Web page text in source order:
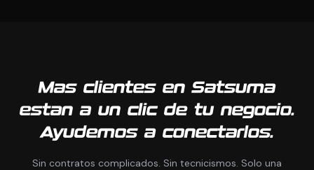
Mas clientes en Satsuma
estan a un clic de tu negocio.
Ayudemos a conectarlos.
Sin contratos complicados. Sin tecnicismos. Solo una